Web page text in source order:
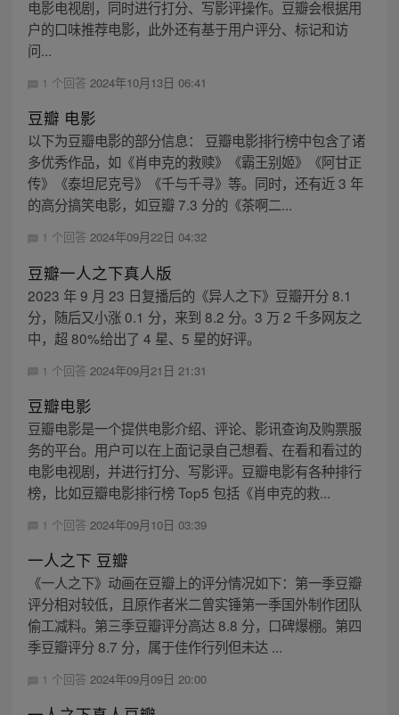
电影电视剧，同时进行打分、写影评操作。豆瓣会根据用
户的口味推荐电影，此外还有基于用户评分、标记和访
问...
1 个回答 2024年10月13日 06:41
豆瓣 电影
以下为豆瓣电影的部分信息： 豆瓣电影排行榜中包含了诸
多优秀作品，如《肖申克的救赎》《霸王别姬》《阿甘正
传》《泰坦尼克号》《千与千寻》等。同时，还有近 3 年
的高分搞笑电影，如豆瓣 7.3 分的《茶啊二...
1 个回答 2024年09月22日 04:32
豆瓣一人之下真人版
2023 年 9 月 23 日复播后的《异人之下》豆瓣开分 8.1
分，随后又小涨 0.1 分，来到 8.2 分。3 万 2 千多网友之
中，超 80%给出了 4 星、5 星的好评。
1 个回答 2024年09月21日 21:31
豆瓣电影
豆瓣电影是一个提供电影介绍、评论、影讯查询及购票服
务的平台。用户可以在上面记录自己想看、在看和看过的
电影电视剧，并进行打分、写影评。豆瓣电影有各种排行
榜，比如豆瓣电影排行榜 Top5 包括《肖申克的救...
1 个回答 2024年09月10日 03:39
一人之下 豆瓣
《一人之下》动画在豆瓣上的评分情况如下：第一季豆瓣
评分相对较低，且原作者米二曾实锤第一季国外制作团队
偷工减料。第三季豆瓣评分高达 8.8 分，口碑爆棚。第四
季豆瓣评分 8.7 分，属于佳作行列但未达 ...
1 个回答 2024年09月09日 20:00